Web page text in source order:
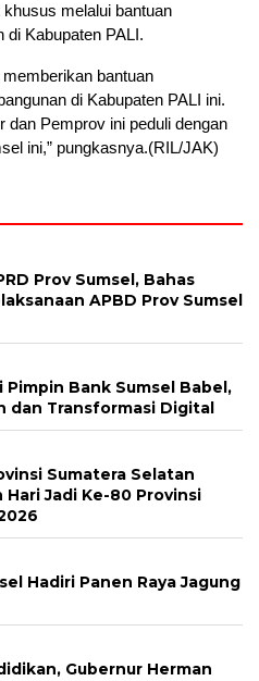
melalui bantuan
di Kabupaten PALI.
memberikan bantuan
di Kabupaten PALI ini.
dan Pemprov ini peduli dengan
ini,” pungkasnya.(RIL/JAK)
Prov Sumsel, Bahas
APBD Prov Sumsel
Pimpin Bank Sumsel Babel,
dan Transformasi Digital
Sumatera Selatan
Jadi Ke-80 Provinsi
Hadiri Panen Raya Jagung
Gubernur Herman